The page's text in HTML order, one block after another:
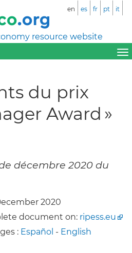
resource website
en es fr pt it
du prix
Award »
décembre 2020 du
2020
document on: ripess.eu
: Español - English